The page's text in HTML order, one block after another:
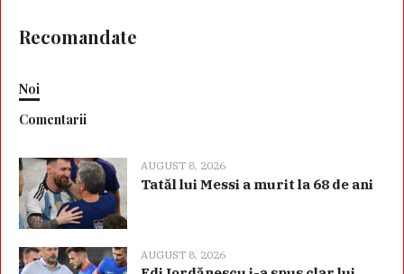
Recomandate
Noi
Comentarii
AUGUST 8, 2026
Tatăl lui Messi a murit la 68 de ani
AUGUST 8, 2026